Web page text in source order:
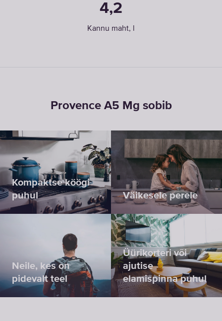
4,2
Kannu maht, l
Provence A5 Mg sobib
Kompaktse köögi
puhul
Väikesele perele
Neile, kes on
pidevalt teel
Üürikorteri või
ajutise
elamispinna puhul